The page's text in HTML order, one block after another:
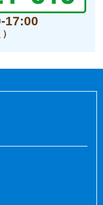
17:00